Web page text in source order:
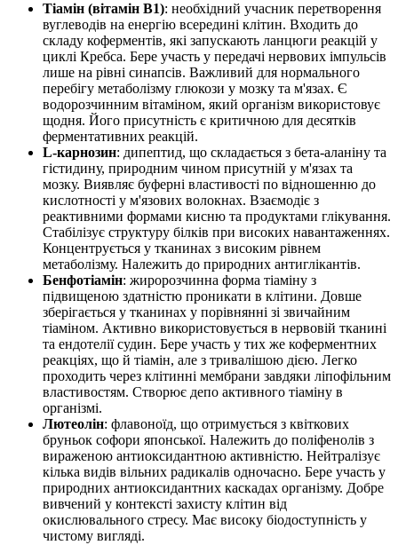
Тіамін (вітамін B1): необхідний учасник перетворення
вуглеводів на енергію всередині клітин. Входить до
складу коферментів, які запускають ланцюги реакцій у
циклі Кребса. Бере участь у передачі нервових імпульсів
лише на рівні синапсів. Важливий для нормального
перебігу метаболізму глюкози у мозку та м'язах. Є
водорозчинним вітаміном, який організм використовує
щодня. Його присутність є критичною для десятків
ферментативних реакцій.
L-карнозин: дипептид, що складається з бета-аланіну та
гістидину, природним чином присутній у м'язах та
мозку. Виявляє буферні властивості по відношенню до
кислотності у м'язових волокнах. Взаємодіє з
реактивними формами кисню та продуктами глікування.
Стабілізує структуру білків при високих навантаженнях.
Концентрується у тканинах з високим рівнем
метаболізму. Належить до природних антиглікантів.
Бенфотіамін: жиророзчинна форма тіаміну з
підвищеною здатністю проникати в клітини. Довше
зберігається у тканинах у порівнянні зі звичайним
тіаміном. Активно використовується в нервовій тканині
та ендотелії судин. Бере участь у тих же коферментних
реакціях, що й тіамін, але з тривалішою дією. Легко
проходить через клітинні мембрани завдяки ліпофільним
властивостям. Створює депо активного тіаміну в
організмі.
Лютеолін: флавоноїд, що отримується з квіткових
бруньок софори японської. Належить до поліфенолів з
вираженою антиоксидантною активністю. Нейтралізує
кілька видів вільних радикалів одночасно. Бере участь у
природних антиоксидантних каскадах організму. Добре
вивчений у контексті захисту клітин від
окислювального стресу. Має високу біодоступність у
чистому вигляді.